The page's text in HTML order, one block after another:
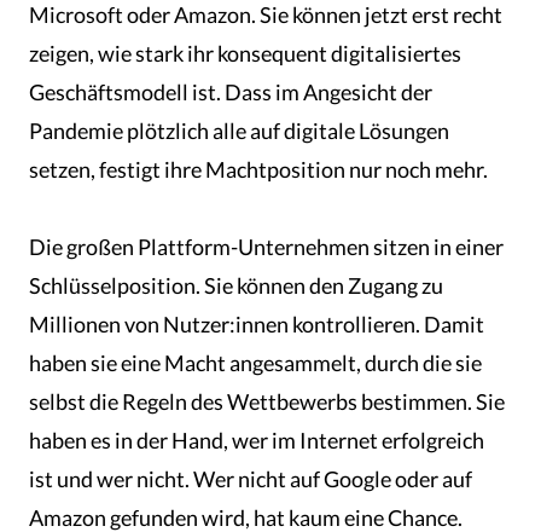
Microsoft oder Amazon. Sie können jetzt erst recht
zeigen, wie stark ihr konsequent digitalisiertes
Geschäftsmodell ist. Dass im Angesicht der
Pandemie plötzlich alle auf digitale Lösungen
setzen, festigt ihre Machtposition nur noch mehr.
Die großen Plattform-Unternehmen sitzen in einer
Schlüsselposition. Sie können den Zugang zu
Millionen von Nutzer:innen kontrollieren. Damit
haben sie eine Macht angesammelt, durch die sie
selbst die Regeln des Wettbewerbs bestimmen. Sie
haben es in der Hand, wer im Internet erfolgreich
ist und wer nicht. Wer nicht auf Google oder auf
Amazon gefunden wird, hat kaum eine Chance.